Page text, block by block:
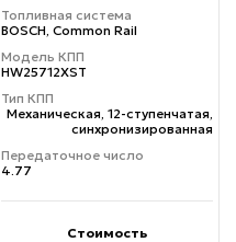
Топливная система
BOSCH, Common Rail
Модель КПП
HW25712XST
Тип КПП
Механическая, 12-ступенчатая,
синхронизированная
Передаточное число
4.77
Стоимость